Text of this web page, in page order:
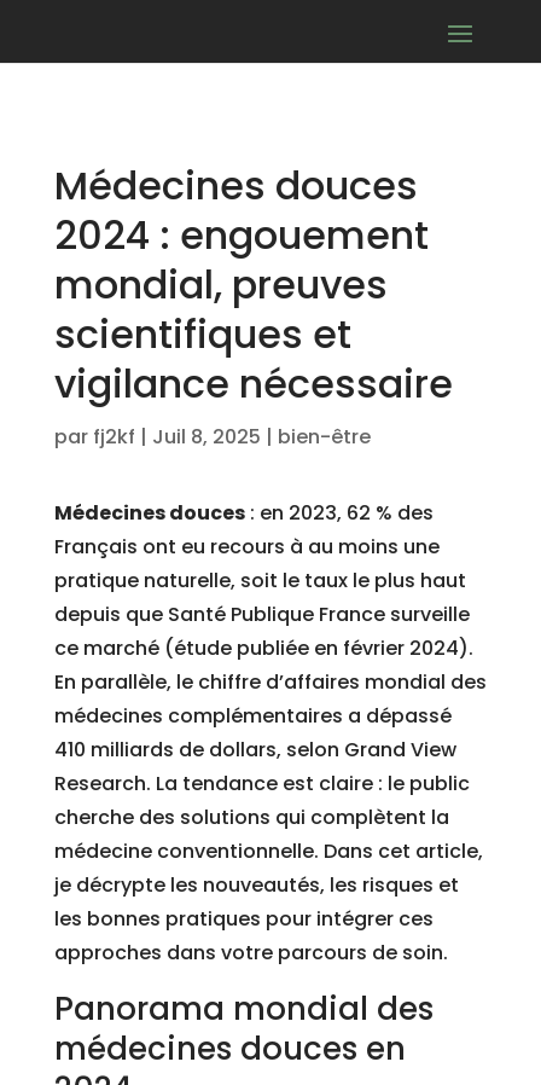
Médecines douces
2024 : engouement
mondial, preuves
scientifiques et
vigilance nécessaire
par fj2kf | Juil 8, 2025 | bien-être
Médecines douces: en 2023, 62 % des
Français ont eu recours à au moins une
pratique naturelle, soit le taux le plus haut
depuis que Santé Publique France surveille
ce marché (étude publiée en février 2024).
En parallèle, le chiffre d’affaires mondial des
médecines complémentaires a dépassé
410 milliards de dollars, selon Grand View
Research. La tendance est claire : le public
cherche des solutions qui complètent la
médecine conventionnelle. Dans cet article,
je décrypte les nouveautés, les risques et
les bonnes pratiques pour intégrer ces
approches dans votre parcours de soin.
Panorama mondial des
médecines douces en